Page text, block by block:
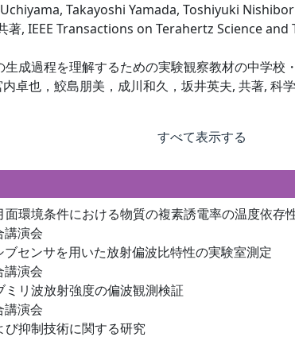
Takayoshi Yamada, Toshiyuki
, IEEE Transactions on Terahertz Science and
成過程を理解するための実験観察教材の中学校
卓也，鮫島朋美，成川和久，坂井英夫, 共著, 科
すべて表示する
環境条件における物質の複素誘電率の温度依存
講演会
センサを用いた放射偏波比特性の実験室測定
講演会
リ波放射強度の偏波観測検証
講演会
抑制技術に関する研究